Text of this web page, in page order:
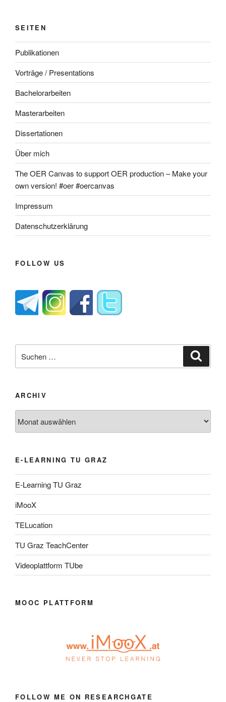
SEITEN
Publikationen
Vorträge / Presentations
Bachelorarbeiten
Masterarbeiten
Dissertationen
Über mich
The OER Canvas to support OER production – Make your
own version! #oer #oercanvas
Impressum
Datenschutzerklärung
FOLLOW US
nach:
ARCHIV
E-LEARNING TU GRAZ
E-Learning TU Graz
iMooX
TELucation
TU Graz TeachCenter
Videoplattform TUbe
MOOC PLATTFORM
FOLLOW ME ON RESEARCHGATE